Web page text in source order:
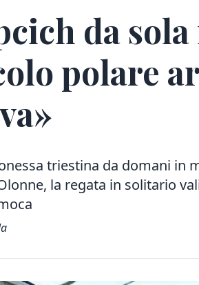
da
polare
triestina da domani in
la regata in solitario